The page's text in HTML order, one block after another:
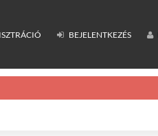
BEJELENTKEZÉS